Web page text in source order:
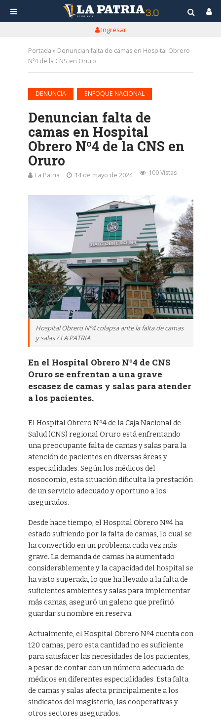
Ingresar
Portada » Denuncian falta de camas en Hospital Obrero
Nº4 de la CNS en Oruro
DENUNCIA ENFOQUE NACIONAL
Denuncian falta de
camas en Hospital
Obrero Nº4 de la CNS en
Oruro
La Patria 14 de mayo de 2024 100 Vistas
Hospital Obrero Nº4 colapsa ante la falta de camas
y salas / LA PATRIA
En el Hospital Obrero Nº4 de CNS
Oruro se enfrentan a una grave
escasez de camas y salas para atender
a los pacientes.
El Hospital Obrero Nº4 de la Caja Nacional de
Salud (CNS) regional Oruro está enfrentando
una preocupante falta de camas y salas para la
atención de pacientes en diversas áreas y
especialidades. Según los médicos del
nosocomio, esta situación dificulta la prestación
de un servicio adecuado y oportuno a los
asegurados.
Desde hace tiempo, el Hospital Obrero Nº4 ha
estado sufriendo por la falta de camas, lo cual se
ha convertido en un problema cada vez más
grave. La demanda de camas ha aumentado
considerablemente y la capacidad del hospital se
ha visto superada, lo que ha llevado a la falta de
suficientes ambientes y salas para implementar
más camas, aseguró un galeno que prefirió
guardar su nombre en reserva.
Actualmente, el Hospital Obrero Nº4 cuenta con
120 camas, pero esta cantidad no es suficiente
para satisfacer las necesidades de los pacientes,
a pesar de contar con un número adecuado de
médicos en diferentes especialidades. Esta falta
de camas y salas afecta principalmente a los
sindicatos del magisterio, las cooperativas y
otros sectores asegurados.